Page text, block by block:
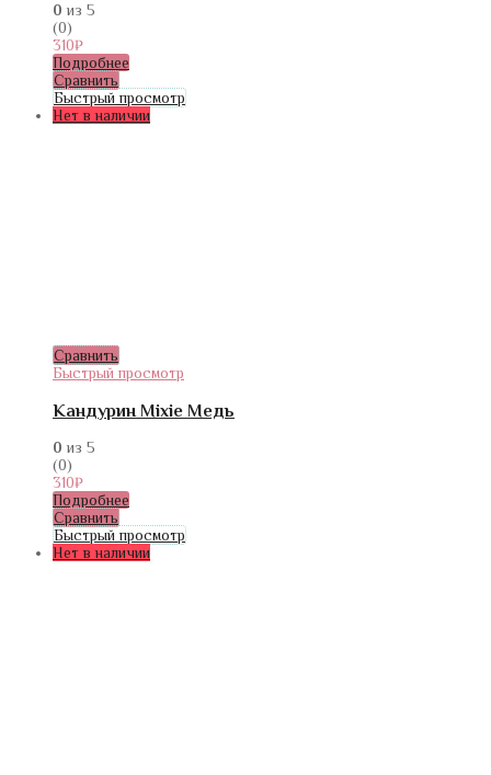
0 из 5
(0)
310₽
Подробнее
Сравнить
Быстрый просмотр
Нет в наличии
Сравнить
Быстрый просмотр
Кандурин Mixie Медь
0 из 5
(0)
310₽
Подробнее
Сравнить
Быстрый просмотр
Нет в наличии